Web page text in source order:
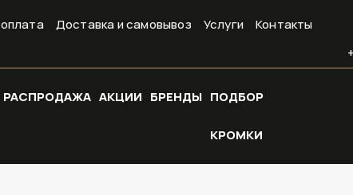
Доставка и самовывоз Услуги Контакты
РАСПРОДАЖА АКЦИИ БРЕНДЫ ПОДБОР
КРОМКИ